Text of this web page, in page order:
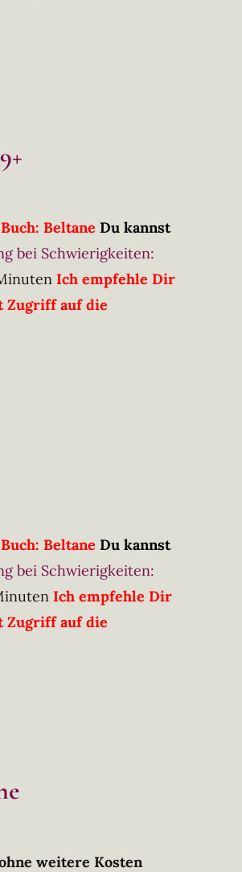
Beltane Du kannst
bei Schwierigkeiten:
Ich empfehle Dir
Zugriff auf die
Beltane Du kannst
bei Schwierigkeiten:
Ich empfehle Dir
Zugriff auf die
weitere Kosten